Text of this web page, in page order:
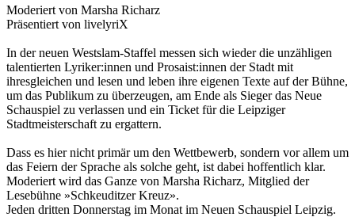
Moderiert von Marsha Richarz
Präsentiert von livelyriX
In der neuen Westslam-Staffel messen sich wieder die unzähligen
talentierten Lyriker:innen und Prosaist:innen der Stadt mit
ihresgleichen und lesen und leben ihre eigenen Texte auf der Bühne,
um das Publikum zu überzeugen, am Ende als Sieger das Neue
Schauspiel zu verlassen und ein Ticket für die Leipziger
Stadtmeisterschaft zu ergattern.
Dass es hier nicht primär um den Wettbewerb, sondern vor allem um
das Feiern der Sprache als solche geht, ist dabei hoffentlich klar.
Moderiert wird das Ganze von Marsha Richarz, Mitglied der
Lesebühne »Schkeuditzer Kreuz».
Jeden dritten Donnerstag im Monat im Neuen Schauspiel Leipzig.